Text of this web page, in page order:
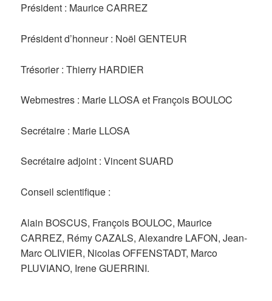
Président : Maurice CARREZ
Président d’honneur : Noël GENTEUR
Trésorier : Thierry HARDIER
Webmestres : Marie LLOSA et François BOULOC
Secrétaire : Marie LLOSA
Secrétaire adjoint : Vincent SUARD
Conseil scientifique :
Alain BOSCUS, François BOULOC, Maurice
CARREZ, Rémy CAZALS, Alexandre LAFON, Jean-
Marc OLIVIER, Nicolas OFFENSTADT, Marco
PLUVIANO, Irene GUERRINI.